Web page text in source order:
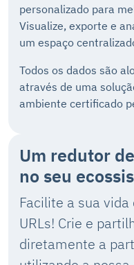
personalizado para
Visualize, exporte e
um espaço
Todos os dados são
através de uma
ambiente certificado
Um redutor
no seu
Facilite a sua
URLs! Crie e
diretamente a